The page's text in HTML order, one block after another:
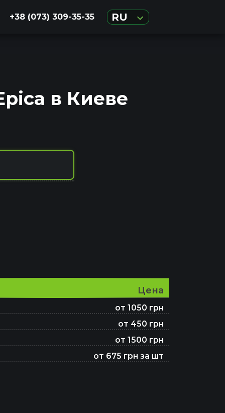
+38 (073) 309-35-35 RU
в Киеве
Цена
от 1050 грн
от 450 грн
от 1500 грн
от 675 грн за шт